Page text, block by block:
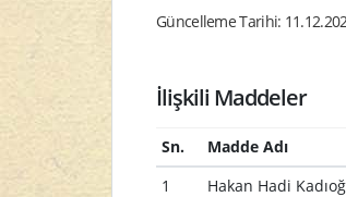
Güncelleme Tarihi:
İlişkili Maddeler
Sn. Madde Adı
1
Hakan Hadi